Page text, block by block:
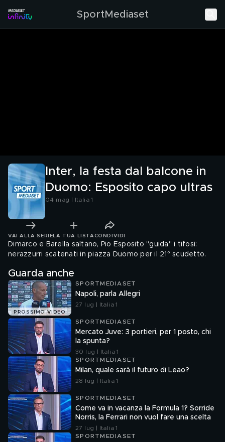
SportMediaset
Inter, la festa dal balcone in
Duomo: Esposito capo ultras
04 mag | Italia 1
VAI ALLA SERIE LA TUA LISTA CONDIVIDI
Dimarco e Barella saltano, Pio Esposito "guida" i tifosi:
nerazzurri scatenati in piazza Duomo per il 21° scudetto.
Guarda anche
PROSSIMO VIDEO
SPORTMEDIASET
Napoli, parla Allegri
27 lug | Italia 1
SPORTMEDIASET
Mercato Juve: 3 portieri, per 1 posto, chi
la spunta?
30 lug | Italia 1
SPORTMEDIASET
Milan, quale sarà il futuro di Leao?
28 lug | Italia 1
SPORTMEDIASET
Come va in vacanza la Formula 1? Sorride
Norris, la Ferrari non vuol fare una scelta
27 lug | Italia 1
SPORTMEDIASET